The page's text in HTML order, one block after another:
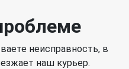
неисправность, в
наш курьер.